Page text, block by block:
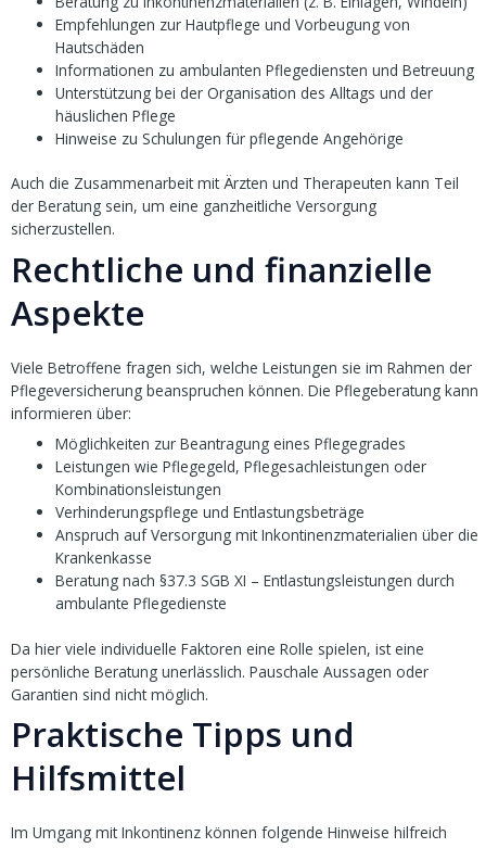
Empfehlungen zur Hautpflege und Vorbeugung von
Hautschäden
Informationen zu ambulanten Pflegediensten und Betreuung
Unterstützung bei der Organisation des Alltags und der
häuslichen Pflege
Hinweise zu Schulungen für pflegende Angehörige
Auch die Zusammenarbeit mit Ärzten und Therapeuten kann Teil
der Beratung sein, um eine ganzheitliche Versorgung
sicherzustellen.
Rechtliche und finanzielle
Aspekte
Viele Betroffene fragen sich, welche Leistungen sie im Rahmen der
Pflegeversicherung beanspruchen können. Die Pflegeberatung kann
informieren über:
Möglichkeiten zur Beantragung eines Pflegegrades
Leistungen wie Pflegegeld, Pflegesachleistungen oder
Kombinationsleistungen
Verhinderungspflege und Entlastungsbeträge
Anspruch auf Versorgung mit Inkontinenzmaterialien über die
Krankenkasse
Beratung nach §37.3 SGB XI – Entlastungsleistungen durch
ambulante Pflegedienste
Da hier viele individuelle Faktoren eine Rolle spielen, ist eine
persönliche Beratung unerlässlich. Pauschale Aussagen oder
Garantien sind nicht möglich.
Praktische Tipps und
Hilfsmittel
Im Umgang mit Inkontinenz können folgende Hinweise hilfreich